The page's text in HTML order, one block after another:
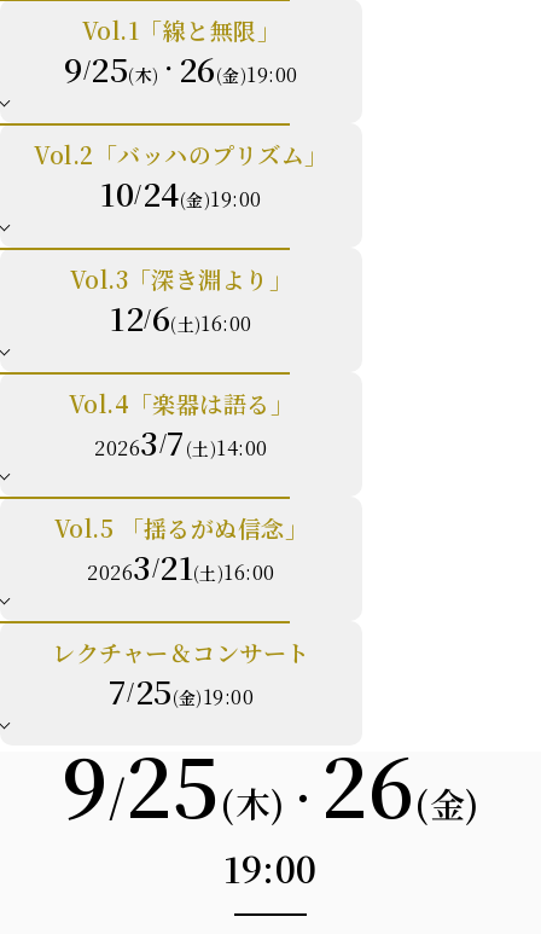
Vol.1「線と無限」
9/25(木) ・ 26(金)19:00
Vol.2「バッハのプリズム」
10/24(金)19:00
Vol.3「深き淵より」
12/6(土)16:00
Vol.4「楽器は語る」
20263/7 (土)14:00
Vol.5 「揺るがぬ信念」
20263/21 (土)16:00
レクチャー＆コンサート
7/25(金)19:00
9/25(木) ・ 26(金)
19:00